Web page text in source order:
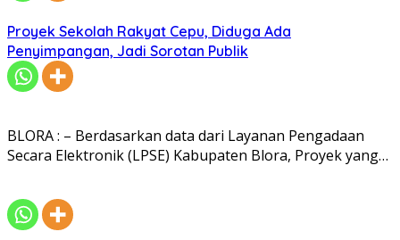
Proyek Sekolah Rakyat Cepu, Diduga Ada
Penyimpangan, Jadi Sorotan Publik
BLORA : – Berdasarkan data dari Layanan Pengadaan
Secara Elektronik (LPSE) Kabupaten Blora, Proyek yang…